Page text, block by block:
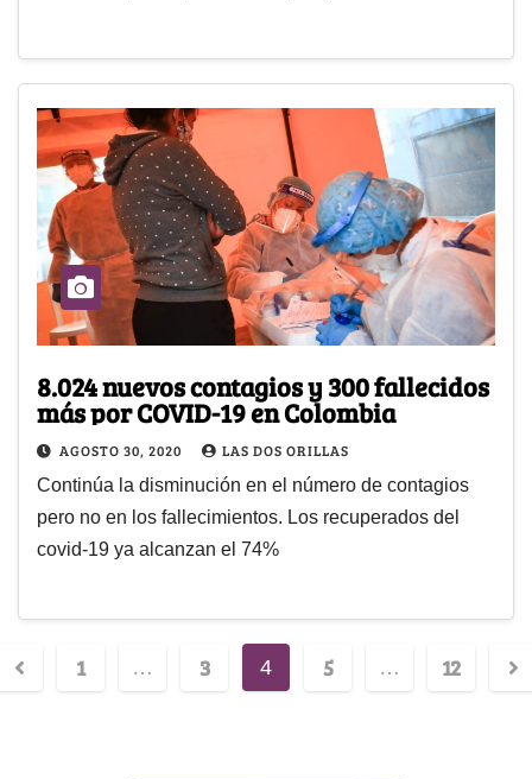
8.024 nuevos contagios y 300 fallecidos
más por COVID-19 en Colombia
AGOSTO 30, 2020 LAS DOS ORILLAS
Continúa la disminución en el número de contagios
pero no en los fallecimientos. Los recuperados del
covid-19 ya alcanzan el 74%
1 … 3 4 5 … 12